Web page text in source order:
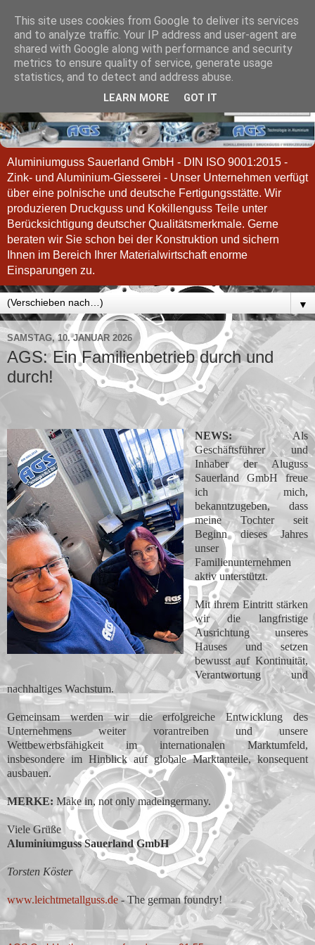
Aluminiumguss Sauerland GmbH - DIN ISO 9001:2015 -
Zink- und Aluminium-Giesserei - Unser Unternehmen verfügt
über eine polnische und deutsche Fertigungsstätte. Wir
produzieren Druckguss und Kokillenguss Teile unter
Berücksichtigung deutscher Qualitätsmerkmale. Gerne
beraten wir Sie schon bei der Konstruktion und sichern
Ihnen im Bereich Ihrer Materialwirtschaft enorme
Einsparungen zu.
▼
SAMSTAG, 10. JANUAR 2026
AGS: Ein Familienbetrieb durch und
durch!
NEWS:Als
Geschäftsführer und
Inhaber der Aluguss
Sauerland GmbH freue
ich mich,
bekanntzugeben, dass
meine Tochter seit
Beginn dieses Jahres
unser
Familienunternehmen
aktiv unterstützt.
Mit ihrem Eintritt stärken
wir die langfristige
Ausrichtung unseres
Hauses und setzen
bewusst auf Kontinuität,
Verantwortung und
nachhaltiges Wachstum.
Gemeinsam werden wir die erfolgreiche Entwicklung des
Unternehmens weiter vorantreiben und unsere
Wettbewerbsfähigkeit im internationalen Marktumfeld,
insbesondere im Hinblick auf globale Marktanteile, konsequent
ausbauen.
MERKE: Make in, not only madeingermany.
Viele Grüße
Aluminiumguss Sauerland GmbH
Torsten Köster
www.leichtmetallguss.de- The german foundry!
This site uses cookies from Google to deliver its services
and to analyze traffic. Your IP address and user-agent are
shared with Google along with performance and security
metrics to ensure quality of service, generate usage
statistics, and to detect and address abuse.
LEARN MORE GOT IT